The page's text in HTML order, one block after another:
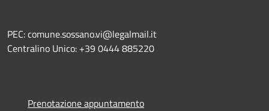
PEC: comune.sossano.vi@legalmail.it
Centralino Unico: +39 0444 885220
Prenotazione appuntamento